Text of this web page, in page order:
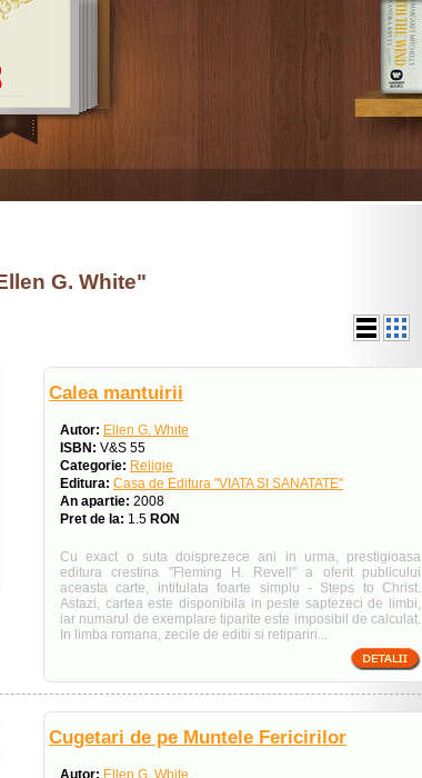
G. White"
Calea mantuirii
Autor: Ellen G. White
ISBN: V&S 55
Categorie: Religie
Editura: Casa de Editura "VIATA SI SANATATE"
An apartie: 2008
Pret de la: 1.5 RON
Cu exact o suta doisprezece ani in urma, prestigioasa
editura crestina "Fleming H. Revell" a oferit publicului
aceasta carte, intitulata foarte simplu - Steps to Christ.
Astazi, cartea este disponibila in peste saptezeci de limbi,
iar numarul de exemplare tiparite este imposibil de calculat.
In limba romana, zecile de editii si retipariri...
Cugetari de pe Muntele Fericirilor
Autor: Ellen G. White